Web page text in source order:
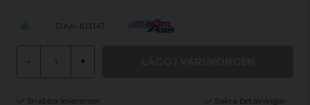
DAA-103147
- +
Snabba leveranser Säkra betalningar